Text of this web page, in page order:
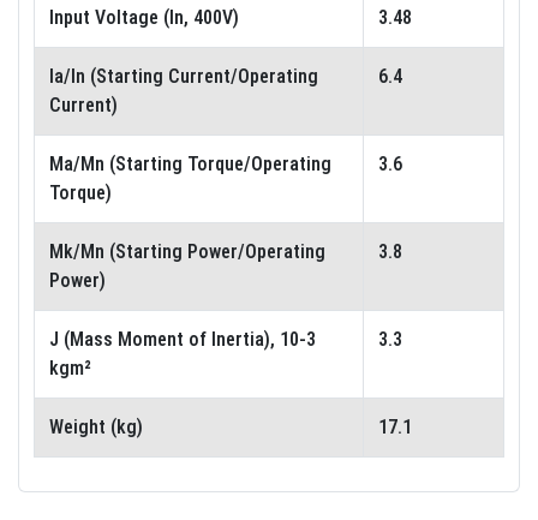
Input Voltage (In, 400V) 3.48
Ia/In (Starting Current/Operating
Current)
6.4
Ma/Mn (Starting Torque/Operating
Torque)
3.6
Mk/Mn (Starting Power/Operating
Power)
3.8
J (Mass Moment of Inertia), 10-3
kgm²
3.3
Weight (kg) 17.1